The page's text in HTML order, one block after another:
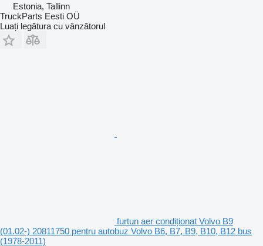
Estonia, Tallinn
TruckParts Eesti OÜ
Luați legătura cu vânzătorul
furtun aer condiționat Volvo B9
(01.02-) 20811750 pentru autobuz Volvo B6, B7, B9, B10, B12 bus
(1978-2011)